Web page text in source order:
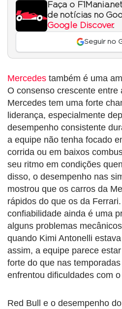
Faça o
de notícias no
Google Discover.
Seguir no
Mercedes também é uma
O consenso crescente entre
Mercedes tem uma forte
liderança, especialmente
desempenho consistente
a equipe não tenha focado
corrida ou em baixos
seu ritmo em condições
disso, o desempenho nas
mostrou que os carros da
rápidos do que os da
confiabilidade ainda é uma
alguns problemas
quando Kimi Antonelli
assim, a equipe parece
forte do que nas
enfrentou dificuldades com
Red Bull e o desempenho